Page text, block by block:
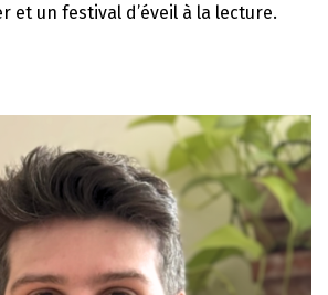
et un festival d’éveil à la lecture.